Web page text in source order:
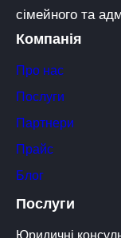
сімейного та
Компанія
Про нас
Послуги
Партнери
Прайс
Блог
Послуги